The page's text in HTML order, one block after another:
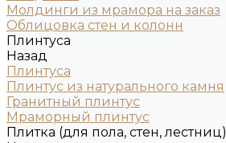
Молдинги из мрамора на заказ
Облицовка стен и колонн
Плинтуса
Назад
Плинтуса
Плинтус из натурального камня
Гранитный плинтус
Мраморный плинтус
Плитка (для пола, стен, лестниц)